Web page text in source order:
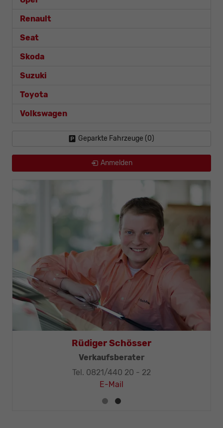
Renault
Seat
Skoda
Suzuki
Toyota
Volkswagen
Geparkte Fahrzeuge (0)
Anmelden
Thomas Mohr
Geschäftsleitung, KFZ-Techniker-Meister
Tel. 0821/440 20 - 32
E-Mail